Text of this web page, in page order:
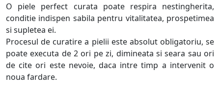
O piele perfect curata poate respira nestingherita,
conditie indispen sabila pentru vitalitatea, prospetimea
si supletea ei.
Procesul de curatire a pielii este absolut obligatoriu, se
poate executa de 2 ori pe zi, dimineata si seara sau ori
de cite ori este nevoie, daca intre timp a intervenit o
noua fardare.